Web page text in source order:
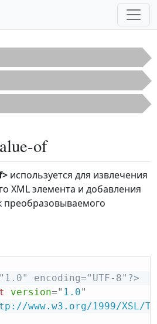
of
используется для извлечения
XML элемента и добавления
преобразовываемого
encoding="UTF-8"?>
version=" 1.0"
www.w3.org/1999/XSL/